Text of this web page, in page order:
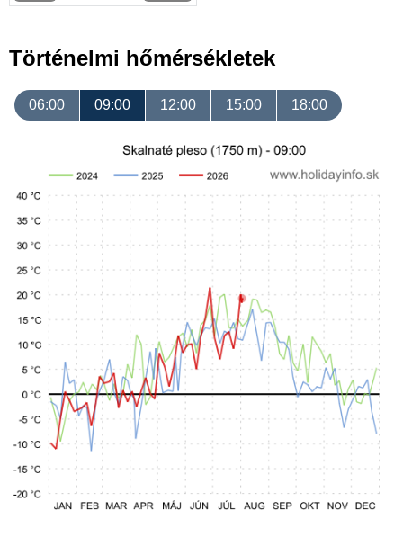
Történelmi hőmérsékletek
06:00 09:00 12:00 15:00 18:00